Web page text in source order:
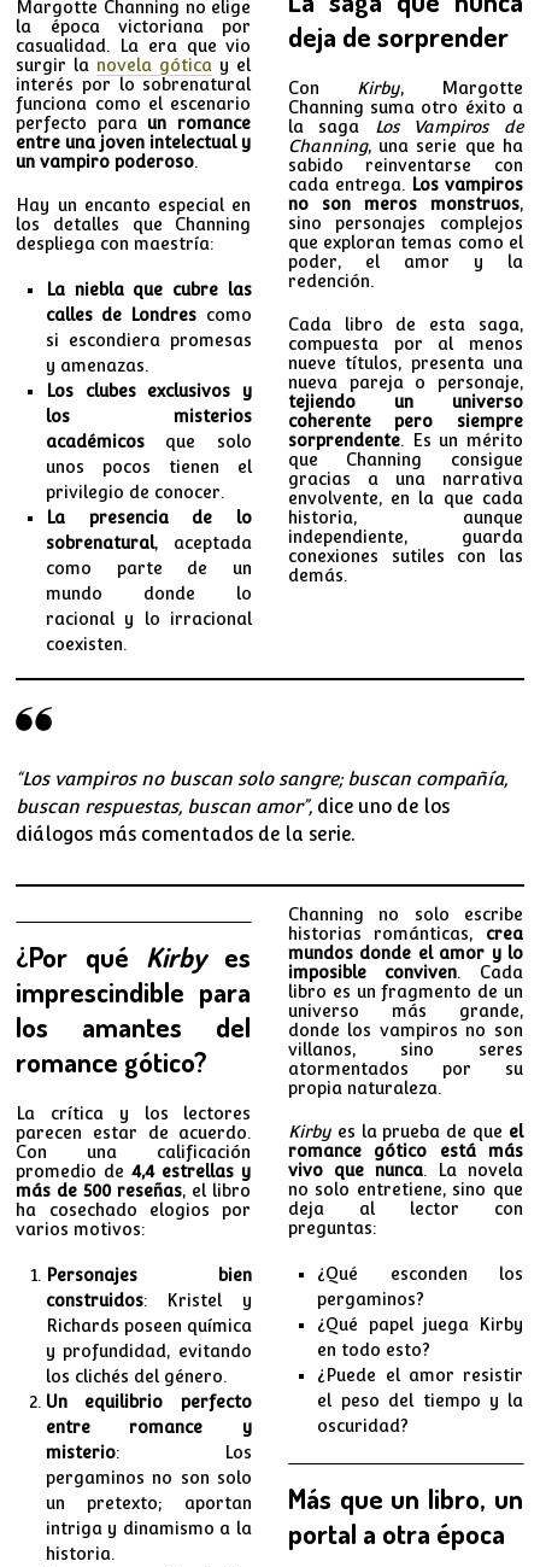
Margotte Channing no elige
la época victoriana por
casualidad. La era que vio
surgir lanovela gótica y el
interés por lo sobrenatural
funciona como el escenario
perfecto para un romance
entre una joven intelectual y
un vampiro poderoso.
Hay un encanto especial en
los detalles que Channing
despliega con maestría:
La niebla que cubre las
calles de Londrescomo
si escondiera promesas
y amenazas.
Los clubes exclusivos y
los misterios
académicosque solo
unos pocos tienen el
privilegio de conocer.
La presencia de lo
sobrenatural, aceptada
como parte de un
mundo donde lo
racional y lo irracional
coexisten.
deja de sorprender
Con Kirby, Margotte
Channing suma otro éxito a
la saga Los Vampiros de
Channing, una serie que ha
sabido reinventarse con
cada entrega.
Los vampiros
no son meros monstruos,
sino personajes complejos
que exploran temas como el
poder, el amor y la
redención.
Cada libro de esta saga,
compuesta por al menos
nueve títulos, presenta una
nueva pareja o personaje,
tejiendo un universo
coherente pero siempre
sorprendente. Es un mérito
que Channing consigue
gracias a una narrativa
envolvente, en la que cada
historia, aunque
independiente, guarda
conexiones sutiles con las
demás.
“Los vampiros no buscan solo sangre; buscan compañía,
buscan respuestas, buscan amor”, dice uno de los
diálogos más comentados de la serie.
¿Por qué Kirbyes
imprescindible para
los amantes del
romance gótico?
La crítica y los lectores
parecen estar de acuerdo.
Con una calificación
promedio de4,4 estrellas y
más de 500 reseñas, el libro
ha cosechado elogios por
varios motivos:
Personajes bien
construidos: Kristel y
Richards poseen química
y profundidad, evitando
los clichés del género.
Un equilibrio perfecto
entre romance y
misterio: Los
pergaminos no son solo
un pretexto; aportan
intriga y dinamismo a la
historia.
Channing no solo escribe
historias románticas, crea
mundos donde el amor y lo
imposible conviven. Cada
libro es un fragmento de un
universo más grande,
donde los vampiros no son
villanos, sino seres
atormentados por su
propia naturaleza.
Kirbyes la prueba de que el
romance gótico está más
vivo que nunca. La novela
no solo entretiene, sino que
deja al lector con
preguntas:
¿Qué esconden los
pergaminos?
¿Qué papel juega Kirby
en todo esto?
¿Puede el amor resistir
el peso del tiempo y la
oscuridad?
Más que un libro, un
portal a otra época